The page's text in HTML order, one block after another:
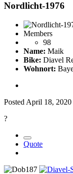
Nordlicht-1976
Members
98
Name: Maik
Bike: Diavel
Wohnort:
Posted April 18, 2020
?
Quote